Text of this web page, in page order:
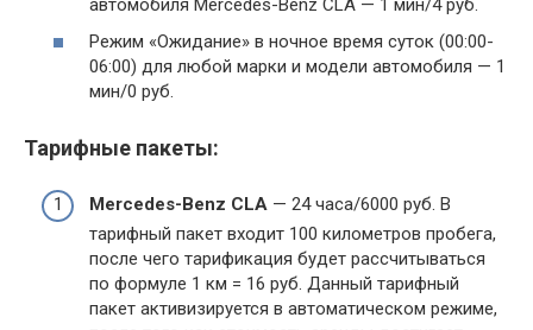
Режим «Ожидание» в ночное время суток (00:00-
06:00) для любой марки и модели автомобиля — 1
мин/0 руб.
Тарифные пакеты:
Mercedes-Benz CLA — 24 часа/6000 руб. В
тарифный пакет входит 100 километров пробега,
после чего тарификация будет рассчитываться
по формуле 1 км = 16 руб. Данный тарифный
пакет активизируется в автоматическом режиме,